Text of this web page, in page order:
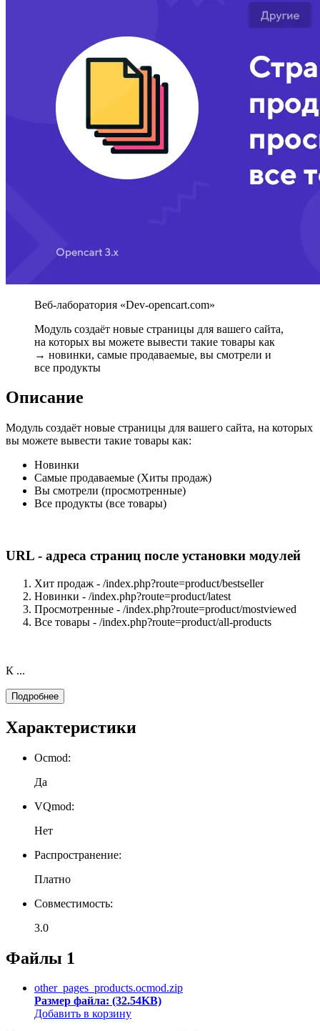
Модуль создаёт новые страницы для вашего сайта,
на которых вы можете вывести такие товары как
→ новинки, самые продаваемые, вы смотрели и
все продукты
Описание
Модуль создаёт новые страницы для вашего сайта, на которых
вы можете вывести такие товары как:
Новинки
Самые продаваемые (Хиты продаж)
Вы смотрели (просмотренные)
Все продукты (все товары)
URL - адреса страниц после установки модулей
Хит продаж - /index.php?route=product/bestseller
Новинки - /index.php?route=product/latest
Просмотренные - /index.php?route=product/mostviewed
Все товары - /index.php?route=product/all-products
К ...
Подробнее
Характеристики
Ocmod:
Да
VQmod:
Нет
Распространение:
Платно
Совместимость:
3.0
Файлы 1
other_pages_products.ocmod.zip
Размер файла: (32.54KB)
Добавить в корзину